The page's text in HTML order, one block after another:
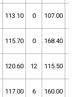
113.10 0 107.00
115.70 0 168.40
120.60 12 115.50
117.00 6 160.00